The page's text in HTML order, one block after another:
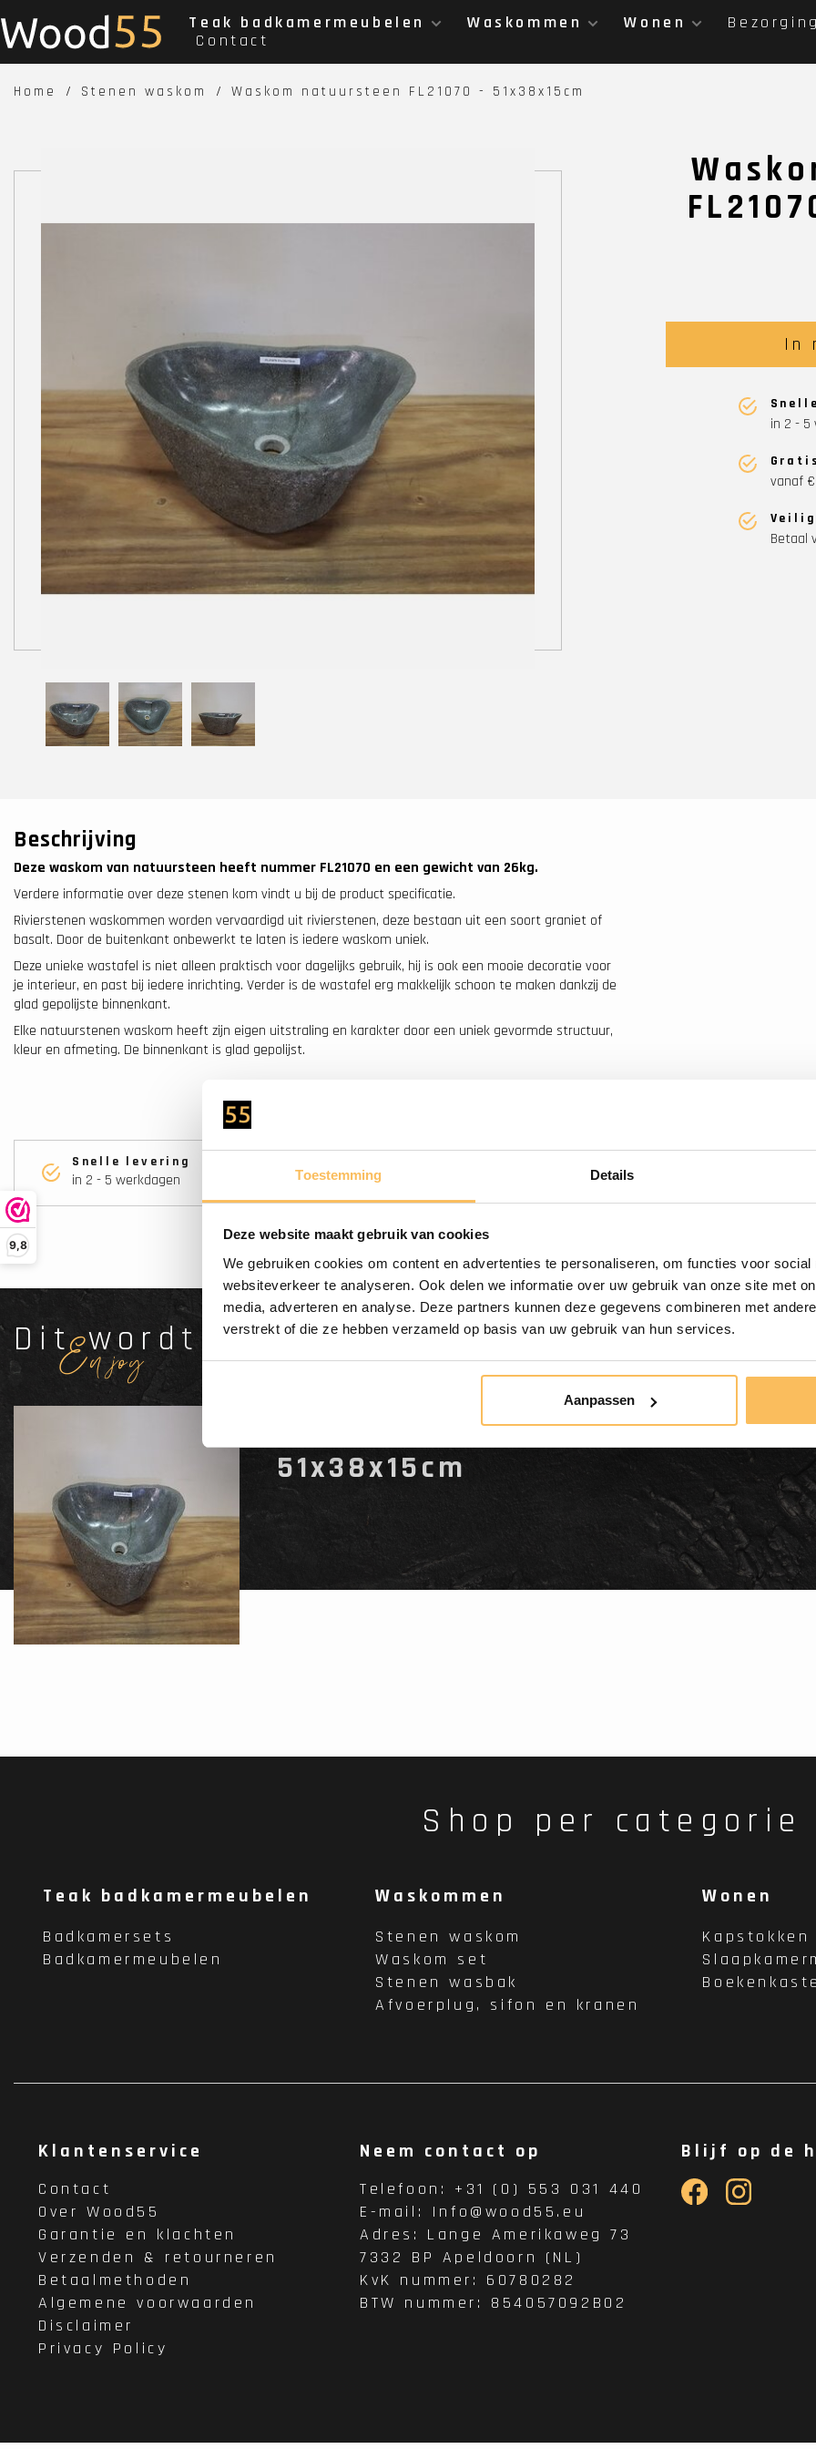
Toestemming Details
Deze website maakt gebruik van cookies
We gebruiken cookies om content en advertenties te personaliseren, om functies voor social
websiteverkeer te analyseren. Ook delen we informatie over uw gebruik van onze site met
media, adverteren en analyse. Deze partners kunnen deze gegevens combineren met
verstrekt of die ze hebben verzameld op basis van uw gebruik van hun services.
Aanpassen
9,8
Teak badkamermeubelen Waskommen Wonen Bezorging
Contact
Home Stenen waskom Waskom natuursteen FL21070 - 51x38x15cm
In
in 2 - 5
vanaf
Betaal
Beschrijving
Deze waskom van natuursteen heeft nummer FL21070 en een gewicht van 26kg.
Verdere informatie over deze stenen kom vindt u bij de product specificatie.
Rivierstenen waskommen worden vervaardigd uit rivierstenen, deze bestaan uit een soort graniet of
basalt. Door de buitenkant onbewerkt te laten is iedere waskom uniek.
Deze unieke wastafel is niet alleen praktisch voor dagelijks gebruik, hij is ook een mooie decoratie voor
je interieur, en past bij iedere inrichting. Verder is de wastafel erg makkelijk schoon te maken dankzij de
glad gepolijste binnenkant.
Elke natuurstenen waskom heeft zijn eigen uitstraling en karakter door een uniek gevormde structuur,
kleur en afmeting. De binnenkant is glad gepolijst.
Snelle levering
in 2 - 5 werkdagen
Dit wordt'n
Enjoy
Waskom natuursteen FL21070 -
51x38x15cm
Shop per categorie
Teak badkamermeubelen
Badkamersets
Badkamermeubelen
Waskommen
Stenen waskom
Waskom set
Stenen wasbak
Afvoerplug, sifon en kranen
Wonen
Kapstokken
Klantenservice
Contact
Over Wood55
Garantie en klachten
Verzenden & retourneren
Betaalmethoden
Algemene voorwaarden
Disclaimer
Privacy Policy
Neem contact op
Telefoon: +31 (0) 553 031 440
E-mail: Info@wood55.eu
Adres: Lange Amerikaweg 73
7332 BP Apeldoorn (NL)
KvK nummer: 60780282
BTW nummer: 854057092B02
Blijf op de